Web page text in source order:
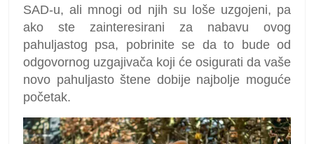
SAD-u, ali mnogi od njih su loše uzgojeni, pa
ako ste zainteresirani za nabavu ovog
pahuljastog psa, pobrinite se da to bude od
odgovornog uzgajivača koji će osigurati da vaše
novo pahuljasto štene dobije najbolje moguće
početak.